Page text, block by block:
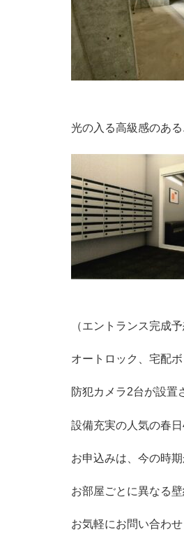
光の入る高級感のあ
（エントランス完成予
オートロック、宅配
防犯カメラ2台が設置
設備充実の人気の春
お申込みは、今の時期
お部屋ごとに異なる
お気軽にお問い合わ